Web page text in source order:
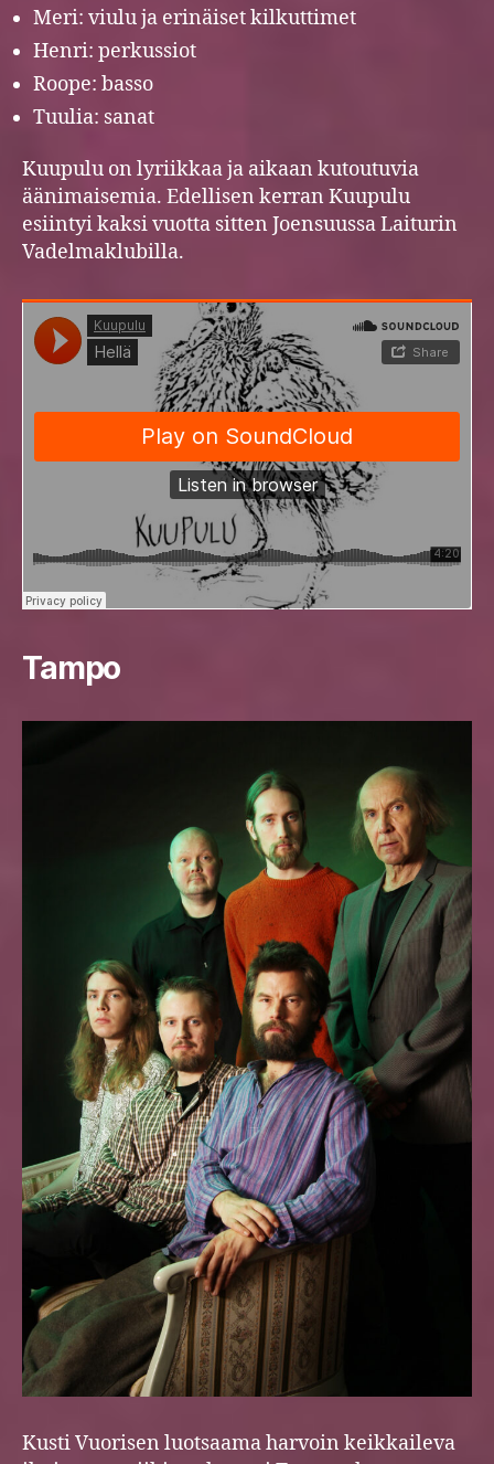
Meri: viulu ja erinäiset kilkuttimet
Henri: perkussiot
Roope: basso
Tuulia: sanat
Kuupulu on lyriikkaa ja aikaan kutoutuvia
äänimaisemia. Edellisen kerran Kuupulu
esiintyi kaksi vuotta sitten Joensuussa Laiturin
Vadelmaklubilla.
Tampo
Kusti Vuorisen luotsaama harvoin keikkaileva